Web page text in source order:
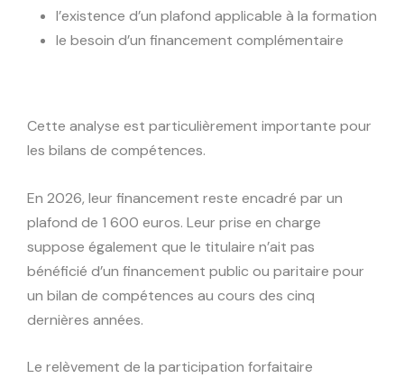
l’existence d’un plafond applicable à la formation
le besoin d’un financement complémentaire
Cette analyse est particulièrement importante pour
les bilans de compétences.
En 2026, leur financement reste encadré par un
plafond de 1 600 euros. Leur prise en charge
suppose également que le titulaire n’ait pas
bénéficié d’un financement public ou paritaire pour
un bilan de compétences au cours des cinq
dernières années.
Le relèvement de la participation forfaitaire